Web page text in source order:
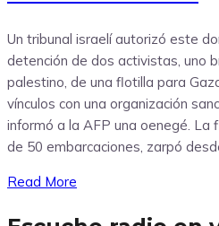
Un tribunal israelí autorizó este
detención de dos activistas, uno
palestino, de una flotilla para
vínculos con una organización
informó a la AFP una oenegé. La
de 50 embarcaciones, zarpó
Read More